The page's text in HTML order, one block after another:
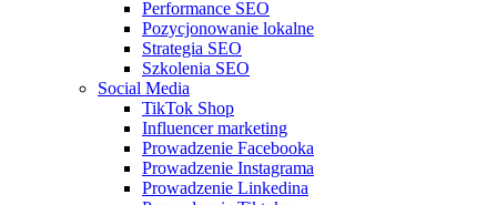
Performance SEO
Pozycjonowanie lokalne
Strategia SEO
Szkolenia SEO
Social Media
TikTok Shop
Influencer marketing
Prowadzenie Facebooka
Prowadzenie Instagrama
Prowadzenie Linkedina